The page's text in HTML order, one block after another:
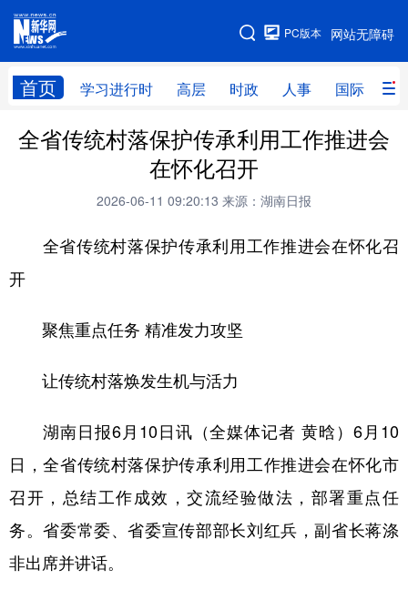
网站无障碍
PC版本
首页 学习进行时 高层 时政 人事 国际 财
网站地图
学习进行时 高层 时政 人事
财经 网评
全球连线
科技 科创 量子 体育
访谈 视频 图片
学术中国 乡村振兴 银龄 溯源中国
彩票 娱乐 时尚 悦读
公益
全省传统村落保护传承利用工作推进会
在怀化召开
2026-06-11 09:20:13 来源：湖南日报
全省传统村落保护传承利用工作推进会在怀化召
开
聚焦重点任务 精准发力攻坚
让传统村落焕发生机与活力
湖南日报6月10日讯（全媒体记者 黄晗）6月10
日，全省传统村落保护传承利用工作推进会在怀化市
召开，总结工作成效，交流经验做法，部署重点任
务。省委常委、省委宣传部部长刘红兵，副省长蒋涤
非出席并讲话。